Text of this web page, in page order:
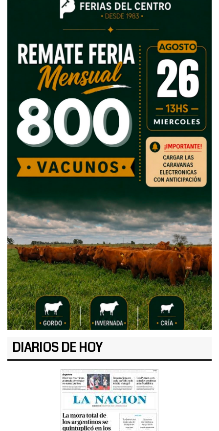
DIARIOS DE HOY